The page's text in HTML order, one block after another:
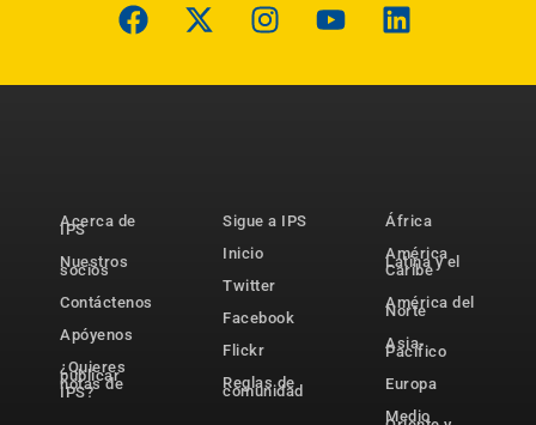
Acerca de
IPS
Nuestros
socios
Contáctenos
Apóyenos
¿Quieres
publicar
notas de
IPS?
Sigue a IPS
Inicio
Twitter
Facebook
Flickr
Reglas de
comunidad
África
América
Latina y el
Caribe
América del
Norte
Asia-
Pacífico
Europa
Medio